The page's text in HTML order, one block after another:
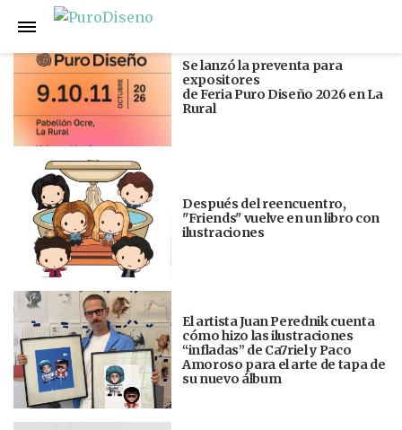
Anterior
Se lanzó la preventa para
expositores
de Feria Puro Diseño 2026 en La
Rural
Después del reencuentro,
"Friends" vuelve en un libro con
ilustraciones
El artista Juan Perednik cuenta
cómo hizo las ilustraciones
“infladas” de Ca7riel y Paco
Amoroso para el arte de tapa de
su nuevo álbum
Siguiente